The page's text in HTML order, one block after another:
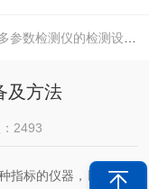
数检测仪的检测设备及方法
及方法
2493
指标的仪器，以下是常